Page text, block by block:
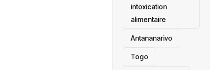
intoxication
alimentaire
Antananarivo
‎Togo